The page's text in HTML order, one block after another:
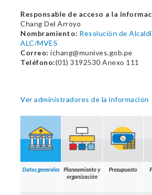
Responsable de acceso a la
Chang Del Arroyo
Nombramiento: Resolución de
ALC/MVES
Correo: ichang@munives.gob.pe
Teléfono:(01) 3192530 Anexo 111
Ver administradores de la información
Datos generales
Planeamiento y
organización
Presupuesto